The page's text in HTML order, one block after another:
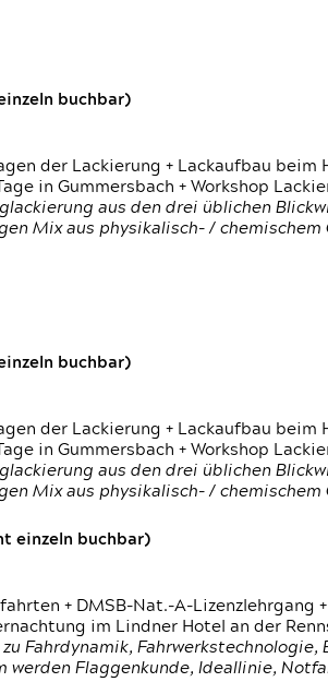
buchbar)
der Lackierung + Lackaufbau beim
in Gummersbach + Workshop
aus den drei üblichen
Mix aus physikalisch- / chemischem
buchbar)
der Lackierung + Lackaufbau beim
in Gummersbach + Workshop
aus den drei üblichen
Mix aus physikalisch- / chemischem
einzeln buchbar)
+ DMSB-Nat.-A-Lizenzlehrgang
im Lindner Hotel an der
Fahrdynamik,
werden Flaggenkunde, Ideallinie,